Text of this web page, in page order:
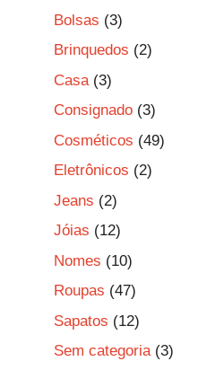
Bolsas (3)
Brinquedos (2)
Casa(3)
Consignado (3)
Cosméticos (49)
Eletrônicos (2)
Jeans (2)
Jóias (12)
Nomes (10)
Roupas (47)
Sapatos (12)
Sem categoria(3)